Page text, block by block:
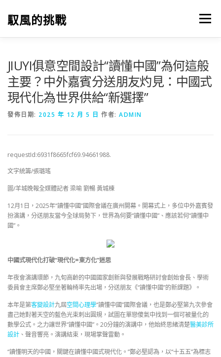
馭風的挑戰 選單
JIUYI俱意空間設計“讀懂中國”為何這般
主要？中外嘉賓分送朋友灼見：中國式
現代化為世界供給“新選擇”
發佈日期: 2025 年 12 月 5 日 作者: ADMIN
requestId:6931f8665fcf69.94661988.
文字統籌/張璐瑤
圖/羊城晚報全媒體記者 梁喻 劉暢 黃城棟
12月1日，2025年“讀懂中國”國際會議在廣州開幕。開幕式上，多位中外嘉賓發
扮演講，分送朋友當今全球局勢下，世界為何要“讀懂中國”、應該若何“讀懂中
國”。
中國式現代化打破“現代化=東方化”迷思
年夜會演講環節，九旬高齡的中國國家創新與發展戰略研討會創始會長、學術
委員會主席鄭必堅坐著輪椅率先出場，分送朋友《“讀懂中國”的新課題》。
本年是第客變設計九屆空間心理學“讀懂中國”國際會議，也是鄭必堅第九次參會
盡己她對著天空的藍色光束刺出圓規，試圖在單戀傻氣中找到一個可被量化的
數學公式。之力讓世界“讀懂中國”。20分鐘的演講中，他始終思緒清楚醫美診所
設計 、聲音響亮。演講結束，現場掌聲雷動。
“讀懂明天的中國，關鍵在讀懂中國式現代化。”鄭必堅認為，以“十五五”為標志